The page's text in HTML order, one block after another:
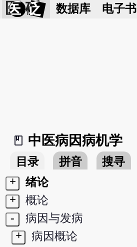
医 砭 数据库 电子书
book_2
中医病因病机学
目录 拼音
搜寻
+
绪论
+
概论
-
病因与发病
+
病因概论